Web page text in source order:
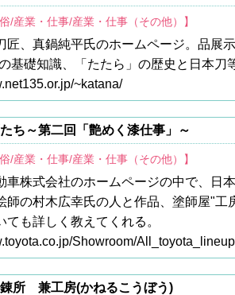
/産業・仕事/産業・仕事（その他）】
匠、真鍋純平氏のホームページ。品展
基礎知識、「たたら」の歴史と日本
~katana/
ち～第二回「艶めく漆仕事」～
/産業・仕事/産業・仕事（その他）】
車株式会社のホームページの中で、日
師の村木広幸氏の人と作品、塗師屋"
ても詳しく教えてくれる。
Showroom/
錬所 兼工房(かねるこうぼう)